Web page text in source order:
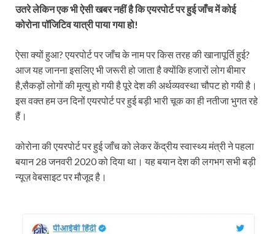
उतरे लेकिन एक भी ऐसी खबर नहीं है कि एयरपोर्ट पर हुई जाँच में कोई
कोरोना पॉजिटिव यात्री पाया गया हो!
ऐसा क्यों हुआ? एयरपोर्ट पर जाँच के नाम पर किस तरह की खानापूर्ति हुई?
आज यह जानना इसलिए भी जरूरी हो जाता है क्योंकि हजारों लोग बीमार
है,सैकड़ों लोगों की मृत्यु हो गयी है पूरे देश की अर्थव्यवस्था चौपट हो गयी है।
इस वक्त हम उन दिनों एयरपोर्ट पर हुई बड़ी भारी चूक का ही नतीजा भुगत रहे
हैं।
कोरोना की एयरपोर्ट पर हुई जाँच को लेकर केंद्रीय स्वास्थ्य मंत्री ने पहला
बयान 28 जनवरी 2020 को दिया था। यह बयान देश की लगभग सभी बड़ी
न्यूज़ वेबसाइट पर मौजूद है।